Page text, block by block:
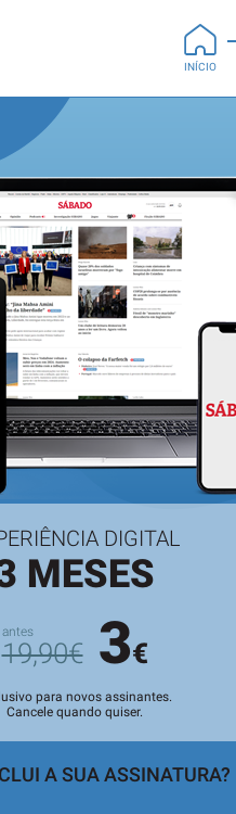
INÍCIO
DIGITAL
MESES
19,90€ 3€
para novos assinantes.
Cancele quando quiser.
A SUA ASSINATURA?